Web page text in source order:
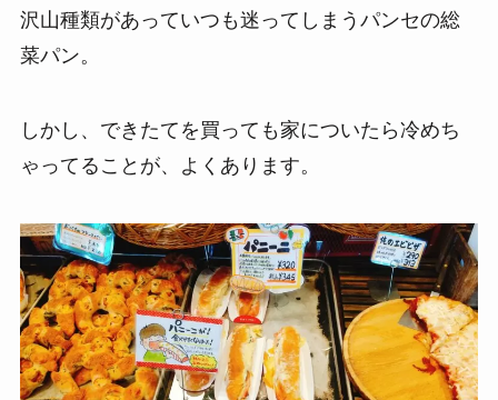
沢山種類があっていつも迷ってしまうパンセの総
菜パン。
しかし、できたてを買っても家についたら冷めち
ゃってることが、よくあります。